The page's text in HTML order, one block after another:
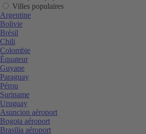
Villes populaires
Argentine
Bolivie
Brésil
Chili
Colombie
Équateur
Guyane
Paraguay
Pérou
Suriname
Uruguay
Asuncion aéroport
Bogota aéroport
Brasilia aéroport